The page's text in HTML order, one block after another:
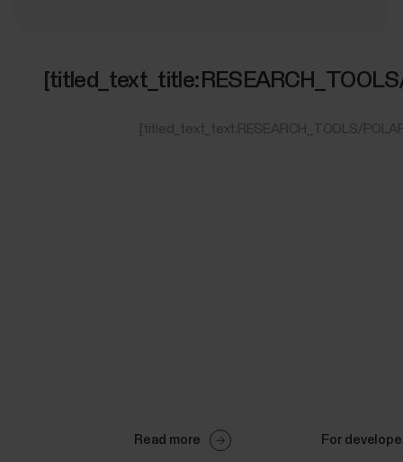
[titled_text_text:RESEARCH_TOOLS/
Read more For